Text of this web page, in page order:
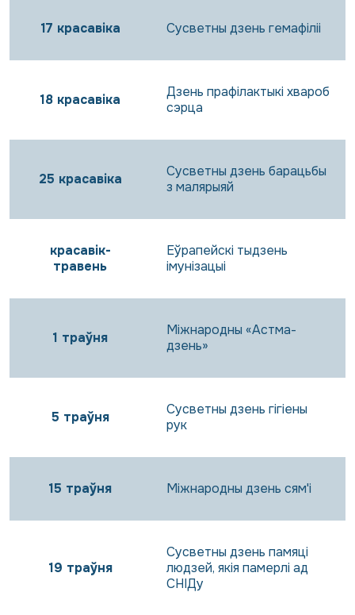
17 красавіка Сусветны дзень гемафіліі
18 красавіка
Дзень прафілактыкі хвароб
сэрца
25 красавіка
Сусветны дзень барацьбы
з малярыяй
красавік-
травень
Еўрапейскі тыдзень
імунізацыі
1 траўня
Міжнародны «Астма-
дзень»
5 траўня
Сусветны дзень гігіены
рук
15 траўня Міжнародны дзень сям'і
19 траўня
Сусветны дзень памяці
людзей, якія памерлі ад
СНІДу